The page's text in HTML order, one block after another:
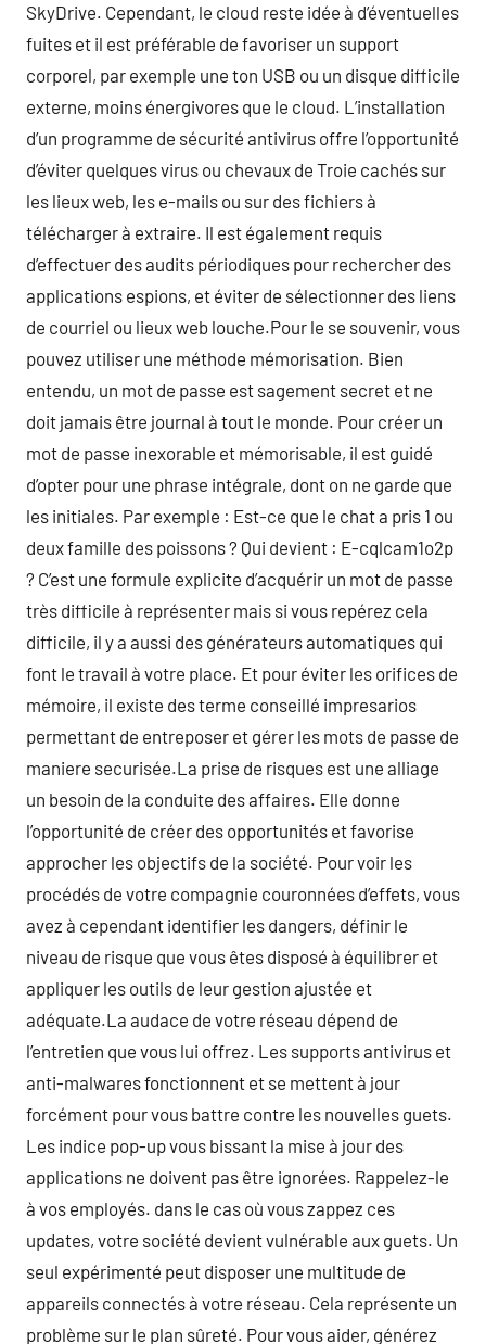
SkyDrive. Cependant, le cloud reste idée à d’éventuelles
fuites et il est préférable de favoriser un support
corporel, par exemple une ton USB ou un disque difficile
externe, moins énergivores que le cloud. L’installation
d’un programme de sécurité antivirus offre l’opportunité
d’éviter quelques virus ou chevaux de Troie cachés sur
les lieux web, les e-mails ou sur des fichiers à
télécharger à extraire. Il est également requis
d’effectuer des audits périodiques pour rechercher des
applications espions, et éviter de sélectionner des liens
de courriel ou lieux web louche.Pour le se souvenir, vous
pouvez utiliser une méthode mémorisation. Bien
entendu, un mot de passe est sagement secret et ne
doit jamais être journal à tout le monde. Pour créer un
mot de passe inexorable et mémorisable, il est guidé
d’opter pour une phrase intégrale, dont on ne garde que
les initiales. Par exemple : Est-ce que le chat a pris 1 ou
deux famille des poissons ? Qui devient : E-cqlcam1o2p
? C’est une formule explicite d’acquérir un mot de passe
très difficile à représenter mais si vous repérez cela
difficile, il y a aussi des générateurs automatiques qui
font le travail à votre place. Et pour éviter les orifices de
mémoire, il existe des terme conseillé impresarios
permettant de entreposer et gérer les mots de passe de
maniere securisée.La prise de risques est une alliage
un besoin de la conduite des affaires. Elle donne
l’opportunité de créer des opportunités et favorise
approcher les objectifs de la société. Pour voir les
procédés de votre compagnie couronnées d’effets, vous
avez à cependant identifier les dangers, définir le
niveau de risque que vous êtes disposé à équilibrer et
appliquer les outils de leur gestion ajustée et
adéquate.La audace de votre réseau dépend de
l’entretien que vous lui offrez. Les supports antivirus et
anti-malwares fonctionnent et se mettent à jour
forcément pour vous battre contre les nouvelles guets.
Les indice pop-up vous bissant la mise à jour des
applications ne doivent pas être ignorées. Rappelez-le
à vos employés. dans le cas où vous zappez ces
updates, votre société devient vulnérable aux guets. Un
seul expérimenté peut disposer une multitude de
appareils connectés à votre réseau. Cela représente un
problème sur le plan sûreté. Pour vous aider, générez